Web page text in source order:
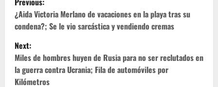
o
s
t
n
¿Aida Victoria Merlano de vacaciones en la playa tras su
condena?; Se le vio sarcástica y vendiendo cremas
Next:
Miles de hombres huyen de Rusia para no ser reclutados en
la guerra contra Ucrania; Fila de automóviles por
Kilómetros